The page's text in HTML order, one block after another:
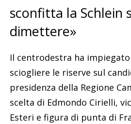
sconfitta la Schlein
dimettere»
Il centrodestra ha
sciogliere le riserve sul
presidenza della Regione
scelta di Edmondo Cirielli,
Esteri e figura di punta di